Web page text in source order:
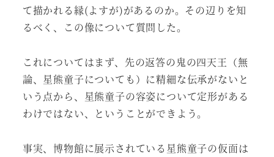
て描かれる縁(よすが)があるのか。その辺りを知
るべく、この像について質問した。
これについてはまず、先の返答の鬼の四天王（無
論、星熊童子についても）に精細な伝承がないと
いう点から、星熊童子の容姿について定形がある
わけではない、ということができよう。
事実、博物館に展示されている星熊童子の仮面は